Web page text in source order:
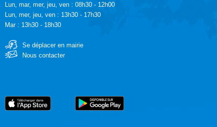
Lun, mar, mer, jeu, ven : 08h30 - 12h00
Lun, mer, jeu, ven : 13h30 - 17h30
Mar : 13h30 - 18h30
Se déplacer en mairie
Nous contacter